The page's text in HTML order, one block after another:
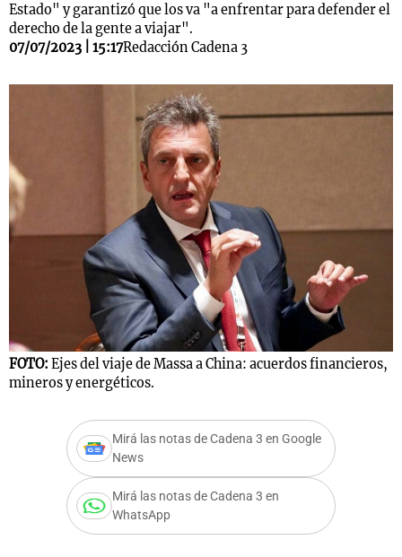
Estado" y garantizó que los va "a enfrentar para defender el
derecho de la gente a viajar".
07/07/2023 | 15:17Redacción Cadena 3
FOTO: Ejes del viaje de Massa a China: acuerdos financieros,
mineros y energéticos.
Mirá las notas de Cadena 3 en Google
News
Mirá las notas de Cadena 3 en
WhatsApp
Notas
Mundial 2026
Notas
La Sole en
Cadena 3